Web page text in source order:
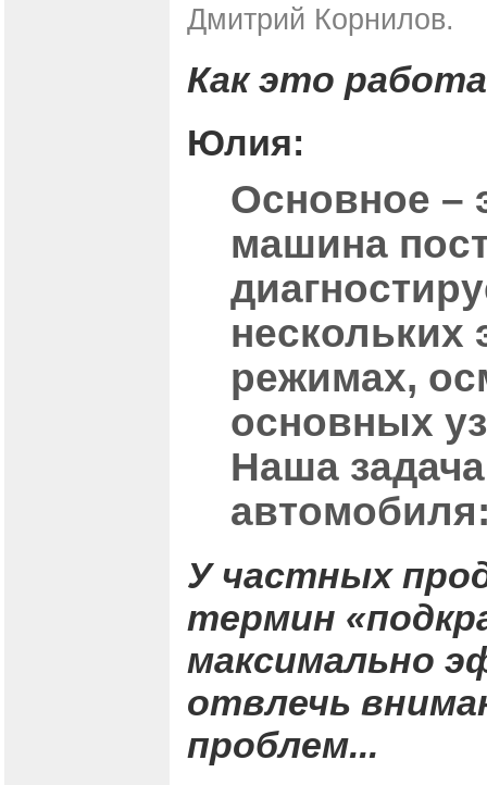
Дмитрий Корнилов.
Как это
Юлия:
Основное –
машина
нескольких
режимах,
основных
Наша
У частных
термин
максимально
отвлечь
проблем...